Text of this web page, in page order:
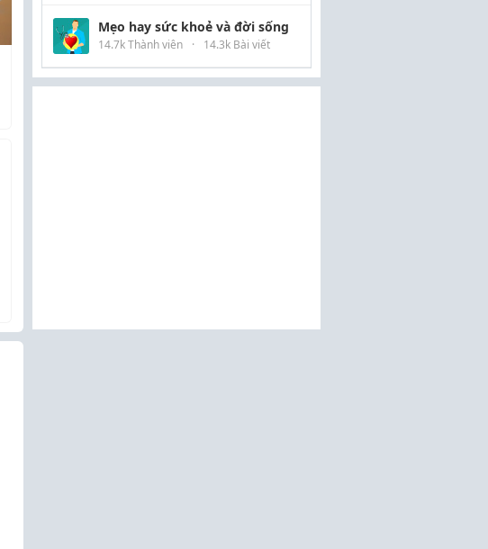
Mẹo hay sức khoẻ và đời sống
14.7k Thành viên · 14.3k Bài viết